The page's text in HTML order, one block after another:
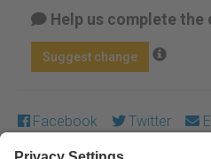
Help us complete the
Suggest change
Facebook Twitter